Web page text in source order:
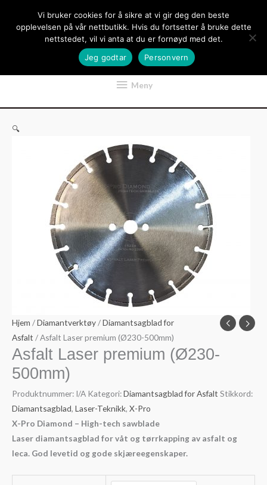
Meny
Meny
🔍
Hjem /Diamantverktøy/Diamantsagblad for
Asfalt / Asfalt Laser premium (Ø230-500mm)
Asfalt Laser premium (Ø230-
500mm)
Produktnummer: I/A Kategori:Diamantsagblad for Asfalt Stikkord:
Diamantsagblad, Laser-Teknikk, X-Pro
X-Pro Diamond – High-tech sawblade
Laser diamantsagblad for våt og tørrkapping av asfalt og
leca. God levetid og gode skjæreegenskaper.
Vi bruker cookies for å sikre at vi gir deg den beste
opplevelsen på vår nettbutikk. Hvis du fortsetter å bruke dette
nettstedet, vil vi anta at du er fornøyd med det.
Jeg godtar
Personvern